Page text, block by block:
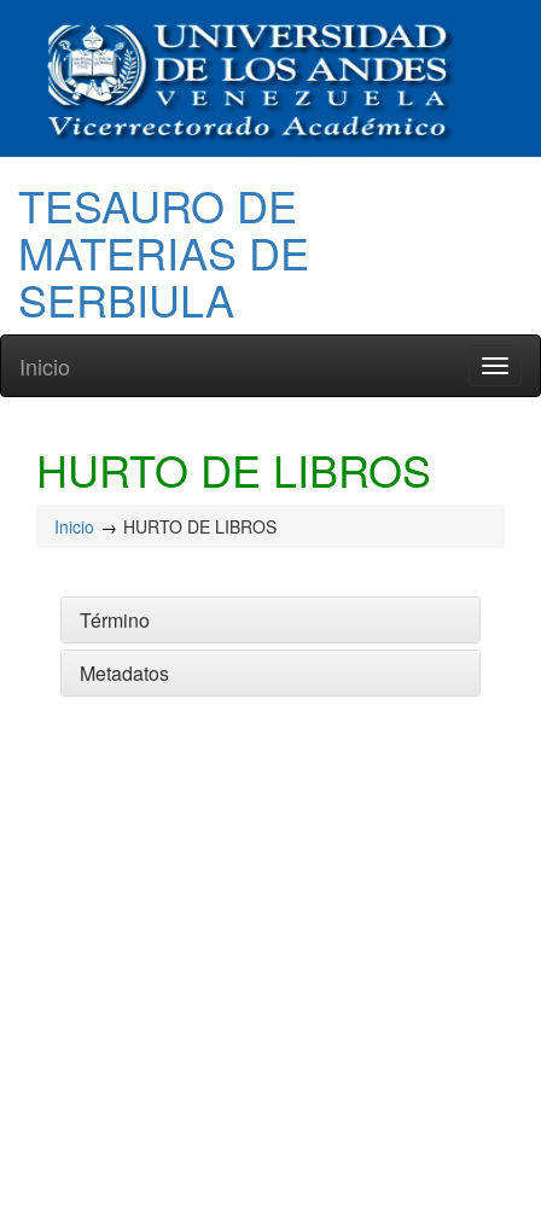
TESAURO DE
MATERIAS DE
SERBIULA
Inicio
HURTO DE LIBROS
Inicio HURTO DE LIBROS
Término
Metadatos